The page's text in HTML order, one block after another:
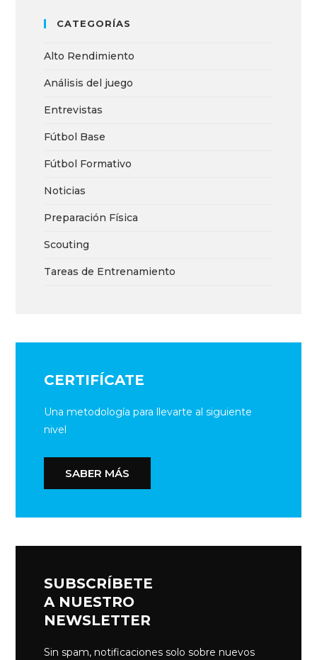
CATEGORÍAS
Alto Rendimiento
Análisis del juego
Entrevistas
Fútbol Base
Fútbol Formativo
Noticias
Preparación Física
Scouting
Tareas de Entrenamiento
CERTIFÍCATE
Una metodología para llevarte al siguiente
nivel
SABER MÁS
SUBSCRÍBETE
A NUESTRO
NEWSLETTER
Sin spam, notificaciones solo sobre nuevos